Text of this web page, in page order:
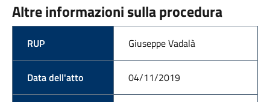
Altre informazioni sulla procedura
RUP Giuseppe Vadalà
Data dell'atto 04/11/2019